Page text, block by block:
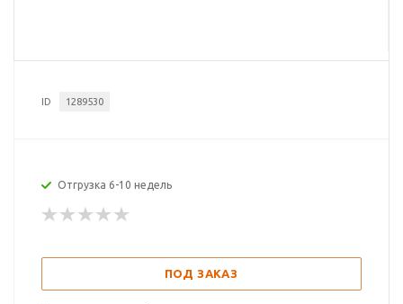
ID 1289530
Отгрузка 6-10 недель
ПОД ЗАКАЗ